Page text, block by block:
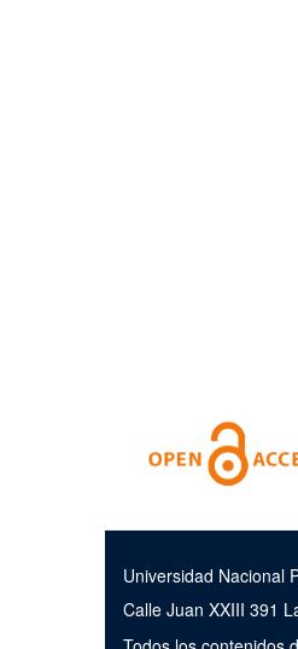
Universidad Nacional
Calle Juan XXIII 391